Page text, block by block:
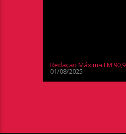
Redação Máxima FM 90,9
01/08/2025